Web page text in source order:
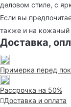
деловом стиле, с
Если вы
также и на кожаный
Доставка,
Примерка перед
Рассрочка на 50%
Доставка и оплата